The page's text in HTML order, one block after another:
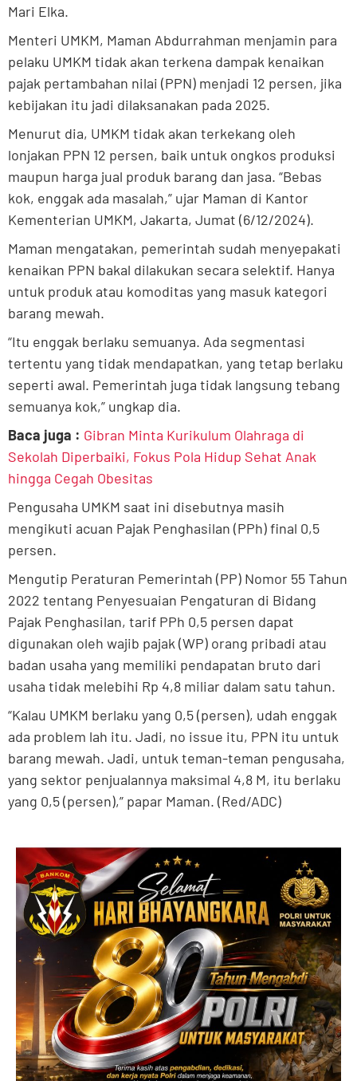
Mari Elka.
Menteri UMKM, Maman Abdurrahman menjamin para
pelaku UMKM tidak akan terkena dampak kenaikan
pajak pertambahan nilai (PPN) menjadi 12 persen, jika
kebijakan itu jadi dilaksanakan pada 2025.
Menurut dia, UMKM tidak akan terkekang oleh
lonjakan PPN 12 persen, baik untuk ongkos produksi
maupun harga jual produk barang dan jasa. “Bebas
kok, enggak ada masalah,” ujar Maman di Kantor
Kementerian UMKM, Jakarta, Jumat (6/12/2024).
Maman mengatakan, pemerintah sudah menyepakati
kenaikan PPN bakal dilakukan secara selektif. Hanya
untuk produk atau komoditas yang masuk kategori
barang mewah.
“Itu enggak berlaku semuanya. Ada segmentasi
tertentu yang tidak mendapatkan, yang tetap berlaku
seperti awal. Pemerintah juga tidak langsung tebang
semuanya kok,” ungkap dia.
Baca juga : Gibran Minta Kurikulum Olahraga di
Sekolah Diperbaiki, Fokus Pola Hidup Sehat Anak
hingga Cegah Obesitas
Pengusaha UMKM saat ini disebutnya masih
mengikuti acuan Pajak Penghasilan (PPh) final 0,5
persen.
Mengutip Peraturan Pemerintah (PP) Nomor 55 Tahun
2022 tentang Penyesuaian Pengaturan di Bidang
Pajak Penghasilan, tarif PPh 0,5 persen dapat
digunakan oleh wajib pajak (WP) orang pribadi atau
badan usaha yang memiliki pendapatan bruto dari
usaha tidak melebihi Rp 4,8 miliar dalam satu tahun.
“Kalau UMKM berlaku yang 0,5 (persen), udah enggak
ada problem lah itu. Jadi, no issue itu, PPN itu untuk
barang mewah. Jadi, untuk teman-teman pengusaha,
yang sektor penjualannya maksimal 4,8 M, itu berlaku
yang 0,5 (persen),” papar Maman. (Red/ADC)